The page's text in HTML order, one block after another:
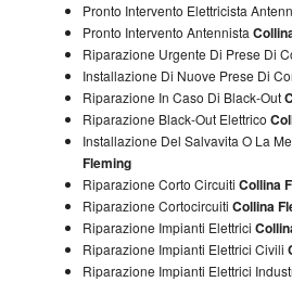
Pronto Intervento Elettricista
Pronto Intervento Antennista
Riparazione Urgente Di Prese Di
Installazione Di Nuove Prese Di
Riparazione In Caso Di Black-Out
Riparazione Black-Out Elettrico
Installazione Del Salvavita O La
Fleming
Riparazione Corto Circuiti Collina
Riparazione Cortocircuiti Collina
Riparazione Impianti Elettrici
Riparazione Impianti Elettrici Civili
Riparazione Impianti Elettrici